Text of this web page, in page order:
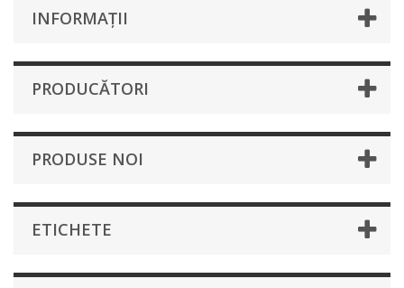
INFORMAŢII
PRODUCĂTORI
PRODUSE NOI
ETICHETE